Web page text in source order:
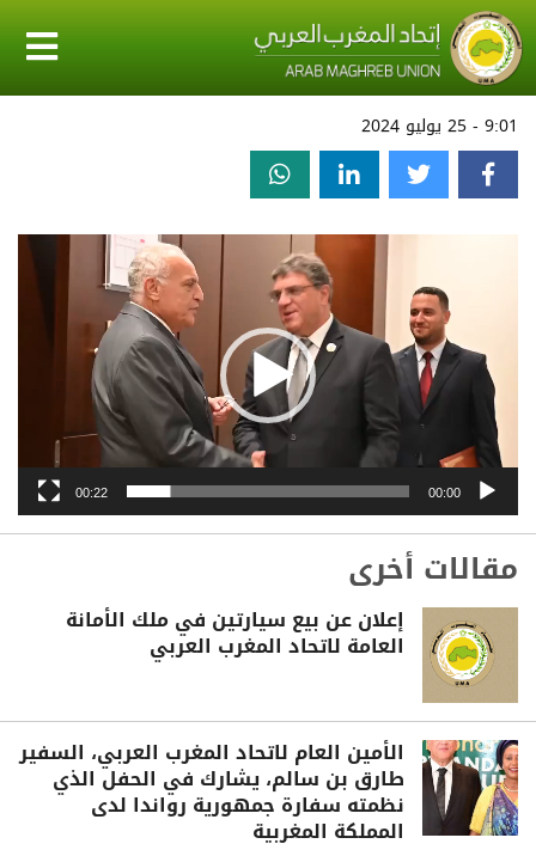
9:01 - 25 يوليو 2024
الفيديو
00:00
00:22
مقالات أخرى
إعلان عن بيع سيارتين في ملك الأمانة
العامة لاتحاد المغرب العربي
الأمين العام لاتحاد المغرب العربي، السفير
طارق بن سالم، يشارك في الحفل الذي
نظمته سفارة جمهورية رواندا لدى
المملكة المغربية